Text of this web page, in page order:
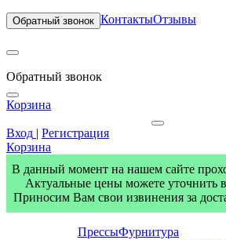
Обратный звонок КонтактыОтзывы
Обратный звонок
Корзина
Вход | Регистрация
Корзина
В данный момент на нашем сайте
Актуальные цены можете уточнить
Приносим Вам свои извинения за
ПрессыФурнитура